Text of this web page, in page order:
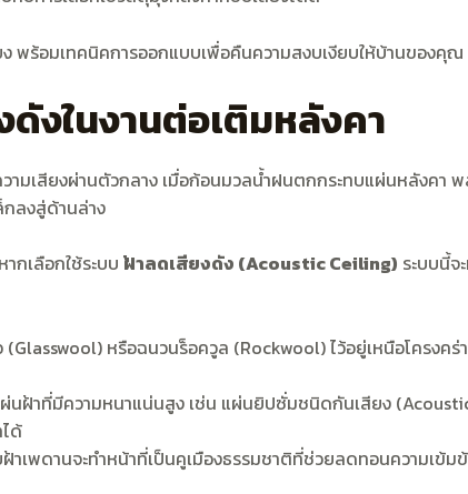
ง พร้อมเทคนิคการออกแบบเพื่อคืนความสงบเงียบให้บ้านของคุณ
งในงานต่อเติมหลังคา
มเสียงผ่านตัวกลาง เมื่อก้อนมวลน้ำฝนตกกระทบแผ่นหลังคา
ลงสู่ด้านล่าง
กเลือกใช้ระบบ ฝ้าลดเสียงดัง (Acoustic Ceiling) ระบบนี้จ
หรือฉนวนร็อควูล (Rockwool) ไว้อยู่เหนือโครงค
นฝ้าที่มีความหนาแน่นสูง เช่น แผ่นยิปซั่มชนิดกันเสียง
ด้
ฝ้าเพดานจะทำหน้าที่เป็นคูเมืองธรรมชาติที่ช่วยลดทอนความเข้